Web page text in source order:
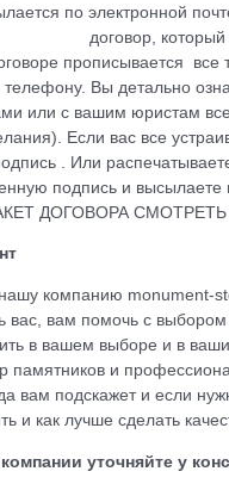
по электронной
договор,
прописывается все
телефону. Вы детально
или с вашим юристам
Если вас все
. Или
подпись и высылаете
ДОГОВОРА
компанию monument-
вас, вам помочь с
в вашем выборе и в
памятников и
вам подскажет и если
и как лучше сделать
уточняйте у